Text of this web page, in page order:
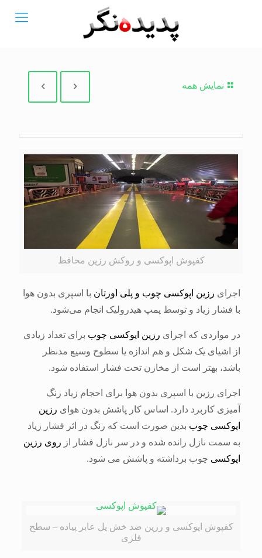
نمایش همه
کفپوش اپوکسی و روکش رزین محافظ
اجرای رزین اپوکسی چوب و پلی اورتان با اسپری بدون هوا
با فشار زیاد و توسط پمپ هیدرولیک انجام می‌شود.
در مواردی که اجرای رزین اپوکسی چوب برای تعداد زیادی
از اشیای یک شکل و هم اندازه یا سطوح وسیع مدنظر
باشد، بهتر است از مخازن تحت فشار استفاده شود.
اجرای رزین با اسپری بدون هوا برای احجام زیاد رنگ
آمیزی کاربرد دارد. اساس کار پاشش بدون هوای رزین
اپوکسی چوب بدین صورت است که رنگ در اثر فشار زیاد
به سمت نازل رانده شده و در سر نازل فشار از روی رزین
اپوکسی چوب برداشته و پاشش می شود.
کفپوش اپوکسی و رزین ضد خش پل عابر پیاده – سطح
فلزی